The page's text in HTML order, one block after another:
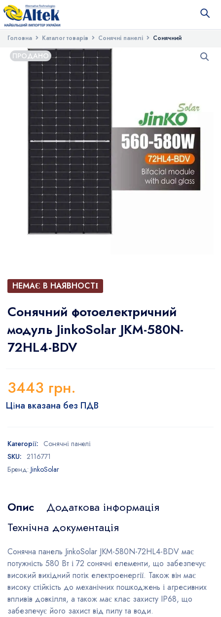
Головна Каталог товарів Сонячні панелі
Сонячний
фотоелектричний модуль JinkoSolar JKM-580N-72HL4-BDV
ПРОДАНО
НЕМАЄ В НАЯВНОСТІ
Сонячний фотоелектричний
модуль JinkoSolar JKM-580N-
72HL4-BDV
3443 грн.
Ціна вказана без ПДВ
Категорії: Сонячні панелі
SKU: 2116771
Бренд: JinkoSolar
Опис
Додаткова інформація
Технічна документація
Сонячна панель JinkoSolar JKM-580N-72HL4-BDV має
потужність 580 Вт і 72 сонячні елементи, що забезпечує
високий вихідний потік електроенергії. Також він має
високу стійкість до механічних пошкоджень і агресивних
впливів довкілля, а також має клас захисту IP68, що
забезпечує його захист від пилу та води.